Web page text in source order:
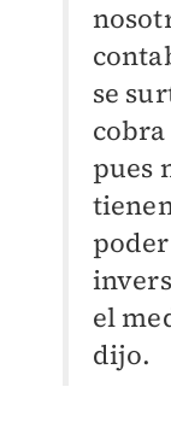
se
pues
el
dijo.